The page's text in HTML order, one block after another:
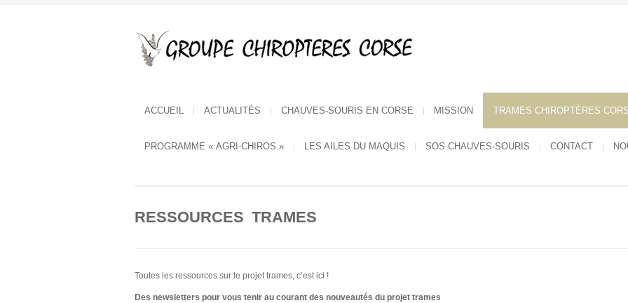
ACCUEIL ACTUALITÉS CHAUVES-SOURIS EN CORSE MISSION TRAMES CHIROPTÈRES
PROGRAMME « AGRI-CHIROS » LES AILES DU MAQUIS SOS CHAUVES-SOURIS CONTACT
RESSOURCES TRAMES
Toutes les ressources sur le projet trames, c’est ici !
Des newsletters pour vous tenir au courant des nouveautés du projet trames